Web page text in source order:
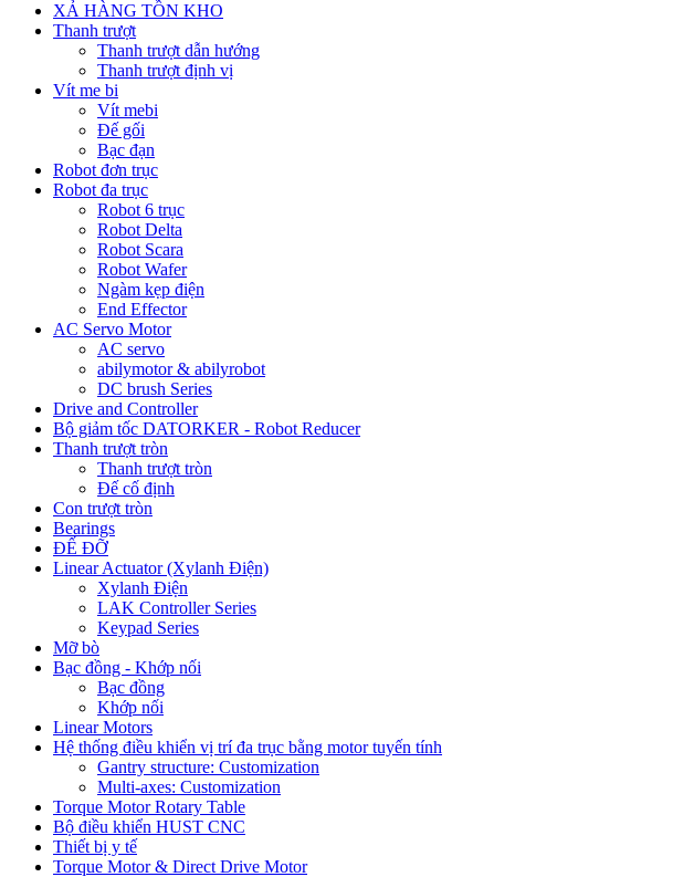
XẢ HÀNG TỒN KHO
Thanh trượt
Thanh trượt dẫn hướng
Thanh trượt định vị
Vít me bi
Vít mebi
Đế gối
Bạc đạn
Robot đơn trục
Robot đa trục
Robot 6 trục
Robot Delta
Robot Scara
Robot Wafer
Ngàm kẹp điện
End Effector
AC Servo Motor
AC servo
abilymotor & abilyrobot
DC brush Series
Drive and Controller
Bộ giảm tốc DATORKER - Robot Reducer
Thanh trượt tròn
Thanh trượt tròn
Đế cố định
Con trượt tròn
Bearings
ĐẾ ĐỠ
Linear Actuator (Xylanh Điện)
Xylanh Điện
LAK Controller Series
Keypad Series
Mỡ bò
Bạc đồng - Khớp nối
Bạc đồng
Khớp nối
Linear Motors
Hệ thống điều khiển vị trí đa trục bằng motor tuyến tính
Gantry structure: Customization
Multi-axes: Customization
Torque Motor Rotary Table
Bộ điều khiển HUST CNC
Thiết bị y tế
Torque Motor & Direct Drive Motor